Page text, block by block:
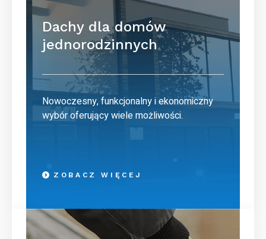
Dachy dla domów
jednorodzinnych
Nowoczesny, funkcjonalny i ekonomiczny
wybór oferujący wiele możliwości.
ZOBACZ WIĘCEJ